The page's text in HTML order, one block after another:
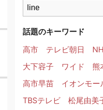
話題のキーワード
高市
テレビ朝日
大下容子
ワイド
熊
高市早苗
イオンモー
TBSテレビ
松尾由美